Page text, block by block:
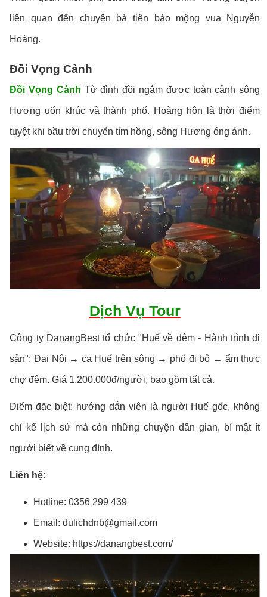
liên quan đến chuyện bà tiên báo mộng vua Nguyễn
Hoàng.
Đồi Vọng Cảnh
Đồi Vọng Cảnh Từ đỉnh đồi ngắm được toàn cảnh sông
Hương uốn khúc và thành phố. Hoàng hôn là thời điểm
tuyệt khi bầu trời chuyển tím hồng, sông Hương óng ánh.
Dịch Vụ Tour
Công ty DanangBest tổ chức "Huế về đêm - Hành trình di
sản": Đại Nội → ca Huế trên sông → phố đi bộ → ẩm thực
chợ đêm. Giá 1.200.000đ/người, bao gồm tất cả.
Điểm đặc biệt: hướng dẫn viên là người Huế gốc, không
chỉ kể lịch sử mà còn những chuyện dân gian, bí mật ít
người biết về cung đình.
Liên hệ:
Hotline: 0356 299 439
Email: dulichdnb@gmail.com
Website: https://danangbest.com/